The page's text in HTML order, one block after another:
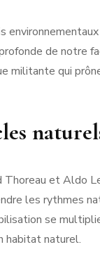
de notre
militante qui
Thoreau et Aldo
les rythmes
se
habitat naturel.